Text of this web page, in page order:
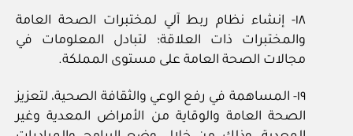
١٨- إنشاء نظام ربط آلي لمختبرات الصحة العامة
والمختبرات ذات العلاقة؛ لتبادل المعلومات في
مجالات الصحة العامة على مستوى المملكة.
١٩- المساهمة في رفع الوعي والثقافة الصحية، لتعزيز
الصحة العامة والوقاية من الأمراض المعدية وغير